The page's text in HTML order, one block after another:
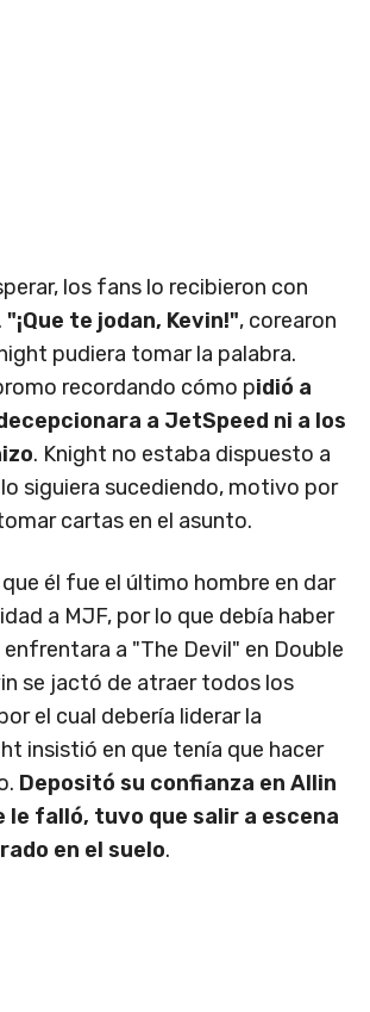
los fans lo recibieron con
"¡Que te jodan, Kevin!", corearon
pudiera tomar la palabra.
recordando cómo pidió a
a JetSpeed ni a los
. Knight no estaba dispuesto a
siguiera sucediendo, motivo por
cartas en el asunto.
él fue el último hombre en dar
a MJF, por lo que debía haber
a "The Devil" en Double
se jactó de atraer todos los
el cual debería liderar la
insistió en que tenía que hacer
Depositó su confianza en Allin
le falló, tuvo que salir a escena
en el suelo.